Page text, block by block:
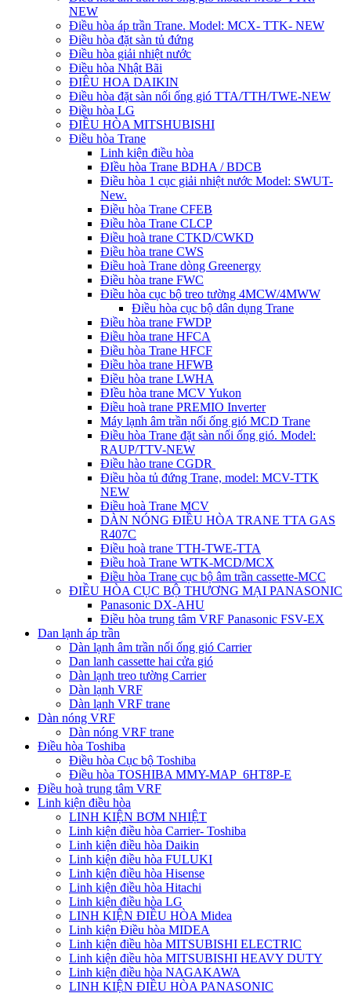
NEW
Điều hòa áp trần Trane. Model: MCX- TTK- NEW
Điều hòa đặt sàn tủ đứng
Điều hòa giải nhiệt nước
Điều hòa Nhật Bãi
ĐIÊU HOA DAIKIN
Điều hòa đặt sàn nối ống gió TTA/TTH/TWE-NEW
Điều hòa LG
ĐIỀU HÒA MITSHUBISHI
Điều hòa Trane
Linh kiện điều hòa
ĐIều hòa Trane BDHA / BDCB
Điều hòa 1 cục giải nhiệt nước Model: SWUT-
New.
Điều hòa Trane CFEB
Điều hòa Trane CLCP
Điều hoà trane CTKD/CWKD
Điều hòa trane CWS
Điều hoà Trane dòng Greenergy
Điều hòa trane FWC
Điều hòa cục bộ treo tường 4MCW/4MWW
Điều hòa cục bộ dân dụng Trane
Điều hòa trane FWDP
Điều hòa trane HFCA
Điều hòa Trane HFCF
Điều hòa trane HFWB
Điều hòa trane LWHA
ĐIều hòa trane MCV Yukon
Điều hoà trane PREMIO Inverter
Máy lạnh âm trần nối ống gió MCD Trane
Điều hòa Trane đặt sàn nối ống gió. Model:
RAUP/TTV-NEW
Điều hào trane CGDR
Điều hòa tủ đứng Trane, model: MCV-TTK
NEW
Điều hoà Trane MCV
DÀN NÓNG ĐIỀU HÒA TRANE TTA GAS
R407C
Điều hoà trane TTH-TWE-TTA
Điều hoà Trane WTK-MCD/MCX
Điều hòa Trane cục bộ âm trần cassette-MCC
ĐIỀU HÒA CỤC BỘ THƯƠNG MẠI PANASONIC
Panasonic DX-AHU
Điều hòa trung tâm VRF Panasonic FSV-EX
Dan lạnh áp trần
Dàn lạnh âm trần nối ống gió Carrier
Dan lanh cassette hai cửa gió
Dàn lạnh treo tường Carrier
Dàn lạnh VRF
Dàn lạnh VRF trane
Dàn nóng VRF
Dàn nóng VRF trane
Điều hòa Toshiba
Điều hòa Cục bộ Toshiba
Điều hòa TOSHIBA MMY-MAP_6HT8P-E
Điều hoà trung tâm VRF
Linh kiện điều hòa
LINH KIỆN BƠM NHIỆT
Linh kiện điều hòa Carrier- Toshiba
Linh kiện điều hòa Daikin
Linh kiện điều hòa FULUKI
Linh kiện điều hòa Hisense
Linh kiện điều hòa Hitachi
Linh kiện điều hòa LG
LINH KIỆN ĐIỀU HÒA Midea
Linh kiện Điều hòa MIDEA
Linh kiện điều hòa MITSUBISHI ELECTRIC
Linh kiện điều hòa MITSUBISHI HEAVY DUTY
Linh kiện điều hòa NAGAKAWA
LINH KIỆN ĐIỀU HÒA PANASONIC